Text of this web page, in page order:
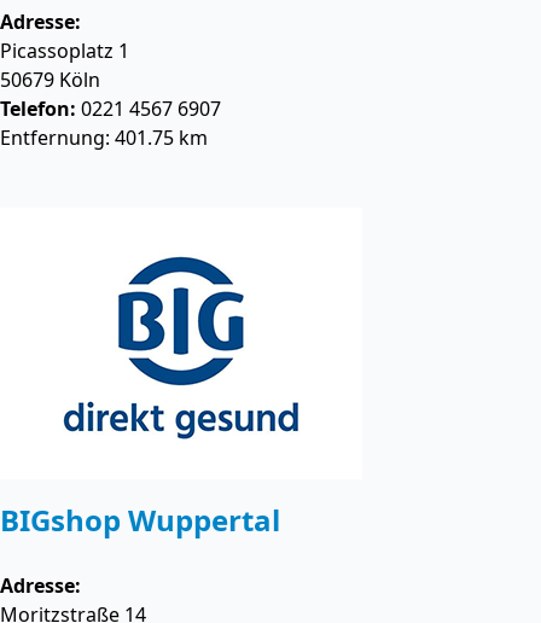
Adresse:
Picassoplatz 1
50679 Köln
Telefon: 0221 4567 6907
Entfernung: 401.75 km
BIGshop Wuppertal
Adresse:
Moritzstraße 14